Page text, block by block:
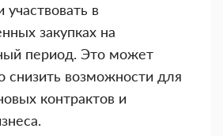
участвовать в
закупках на
период. Это может
снизить возможности для
контрактов и